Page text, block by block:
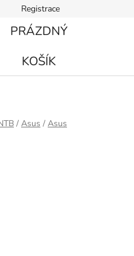
Registrace
PRÁZDNÝ
KOŠÍK
/ Asus / Asus